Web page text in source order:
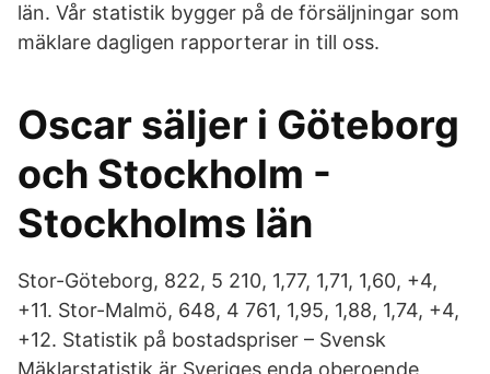
län. Vår statistik bygger på de försäljningar som
mäklare dagligen rapporterar in till oss.
Oscar säljer i Göteborg
och Stockholm -
Stockholms län
Stor-Göteborg, 822, 5 210, 1,77, 1,71, 1,60, +4,
+11. Stor-Malmö, 648, 4 761, 1,95, 1,88, 1,74, +4,
+12. Statistik på bostadspriser – Svensk
Mäklarstatistik är Sveriges enda oberoende